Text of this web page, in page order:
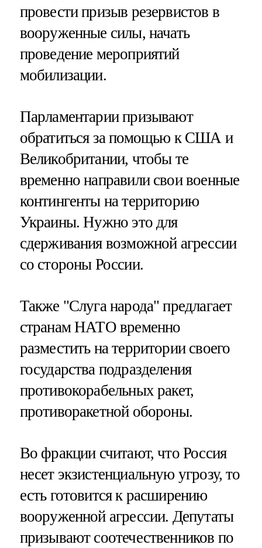
провести призыв резервистов в
вооруженные силы, начать
проведение мероприятий
мобилизации.
Парламентарии призывают
обратиться за помощью к США и
Великобритании, чтобы те
временно направили свои военные
контингенты на территорию
Украины. Нужно это для
сдерживания возможной агрессии
со стороны России.
Также "Слуга народа" предлагает
странам НАТО временно
разместить на территории своего
государства подразделения
противокорабельных ракет,
противоракетной обороны.
Во фракции считают, что Россия
несет экзистенциальную угрозу, то
есть готовится к расширению
вооруженной агрессии. Депутаты
призывают соотечественников по